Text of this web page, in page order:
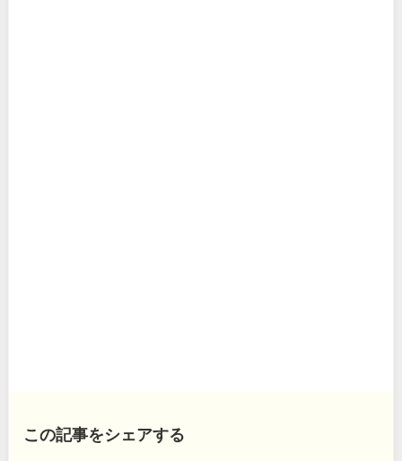
この記事をシェアする